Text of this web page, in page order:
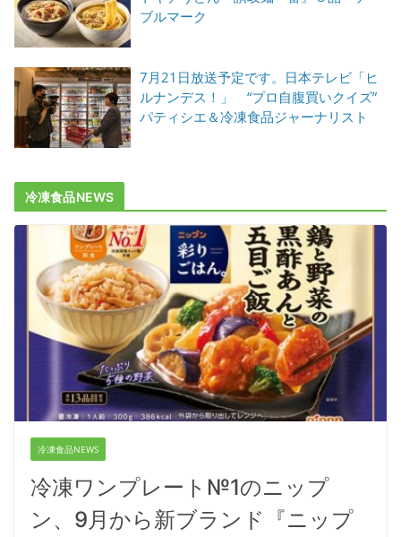
ブルマーク
7月21日放送予定です。日本テレビ「ヒ
ルナンデス！」 “プロ自腹買いクイズ”
パティシエ＆冷凍食品ジャーナリスト
冷凍食品NEWS
冷凍食品NEWS
冷凍ワンプレート№1のニップ
ン、9月から新ブランド『ニップ